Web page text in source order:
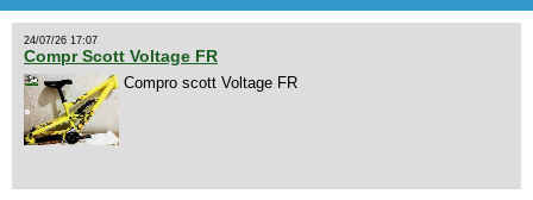
24/07/26 17:07
Compr Scott Voltage FR
Compro scott Voltage FR